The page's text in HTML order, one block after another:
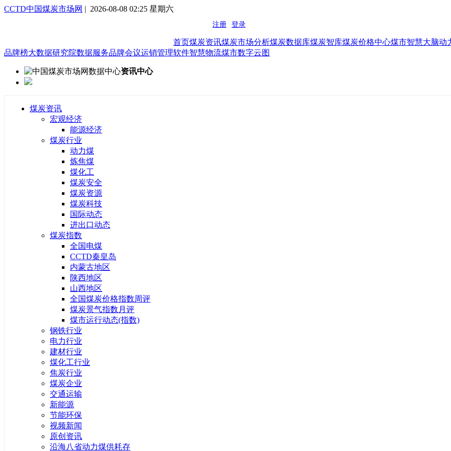
CCTD中国煤炭市场网 | 2026-08-08 02:25 星期六
首页煤炭资讯煤炭市场分析煤炭数据库煤炭智库煤炭价格中心煤市智慧大脑动
品牌榜大数据研究院数据服务品牌会议运销管理软件智慧物流煤市数字云图
资讯中心
煤炭资讯
宏观经济
能源经济
煤炭行业
动力煤
炼焦煤
煤化工
煤炭安全
煤炭资源
煤炭科技
国际动态
进出口动态
煤炭指数
全国电煤
CCTD秦皇岛
内蒙古地区
陕西地区
山西地区
全国煤炭价格指数周评
煤炭景气指数月评
煤市运行动态(指数)
钢铁行业
电力行业
建材行业
煤化工行业
焦炭行业
煤炭企业
交通运输
新能源
节能环保
视频新闻
原创资讯
沿海八省动力煤供耗存